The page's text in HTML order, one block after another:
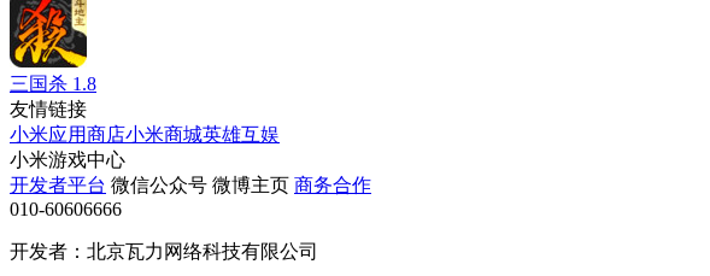
三国杀 1.8
友情链接
小米应用商店小米商城英雄互娱
小米游戏中心
开发者平台 微信公众号 微博主页 商务合作
010-60606666
开发者：北京瓦力网络科技有限公司